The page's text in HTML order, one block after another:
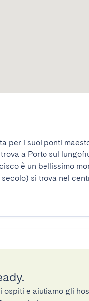
per i suoi ponti
a Porto sul
è un bellissimo
si trova nel
ospiti e aiutiamo gli